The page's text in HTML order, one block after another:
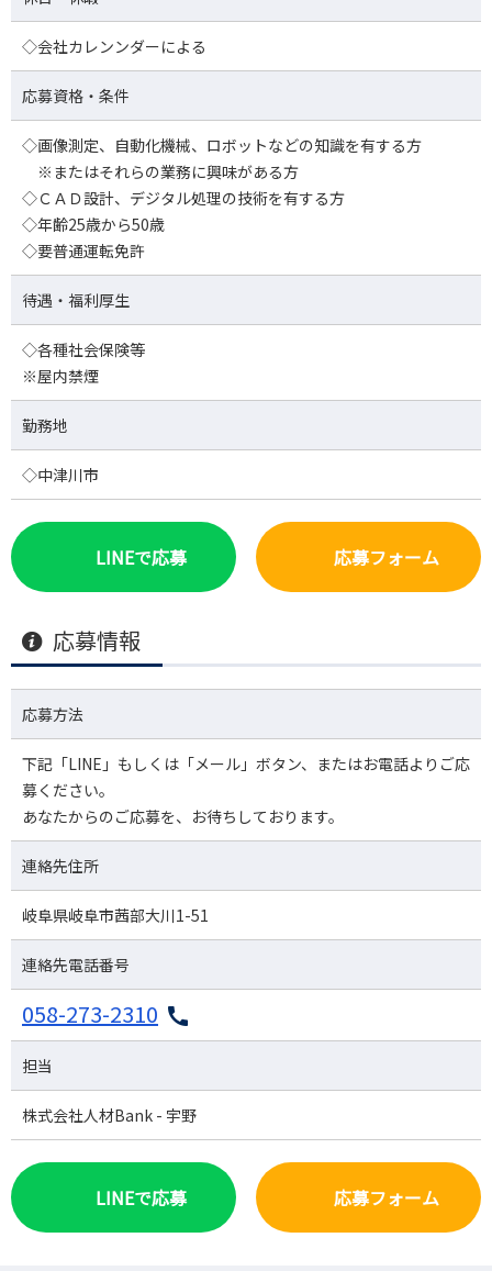
◇会社カレンンダーによる
応募資格・条件
◇画像測定、自動化機械、ロボットなどの知識を有する方
※またはそれらの業務に興味がある方
◇ＣＡＤ設計、デジタル処理の技術を有する方
◇年齢25歳から50歳
◇要普通運転免許
待遇・福利厚生
◇各種社会保険等
※屋内禁煙
勤務地
◇中津川市
LINEで応募 応募フォーム
応募情報
応募方法
下記「LINE」もしくは「メール」ボタン、またはお電話よりご応
募ください。
あなたからのご応募を、お待ちしております。
連絡先住所
岐阜県岐阜市茜部大川1-51
連絡先電話番号
058-273-2310
担当
株式会社人材Bank - 宇野
LINEで応募 応募フォーム